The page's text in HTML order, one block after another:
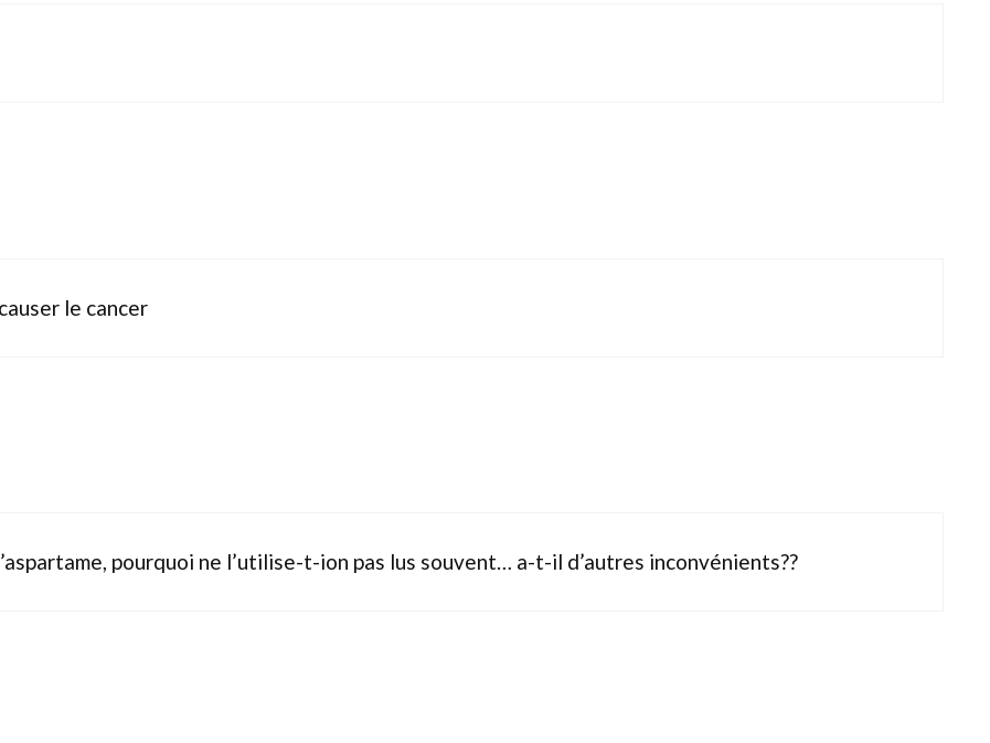
le cancer
pourquoi ne l’utilise-t-ion pas lus souvent… a-t-il d’autres inconvénients??